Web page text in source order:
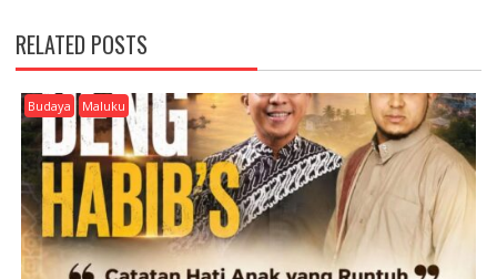
A
V
I
G
A
T
O
N
RELATED POSTS
Budaya Maluku